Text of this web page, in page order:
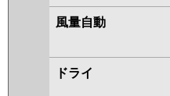
RCB-
RCB-
RCB-
風量自動
ドライ